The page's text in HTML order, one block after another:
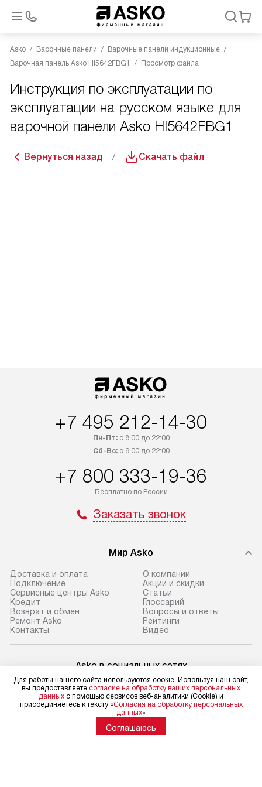
Asko Варочные панели
Варочные панели индукционные
Варочная панель Asko HI5642FBG1
Просмотр файла
Инструкция по эксплуатации по
эксплуатации на русском языке для
варочной панели Asko HI5642FBG1
Вернуться назад Скачать файл
+7 495 212-14-30
Пн-Пт:с 8:00 до 22:00
Сб-Вс:с 9:00 до 22:00
+7 800 333-19-36
Бесплатно по России
Заказать звонок
Мир Asko
Доставка и оплата
Подключение
Сервисные центры Asko
Кредит
Возврат и обмен
Ремонт Asko
Контакты
О компании
Акции и скидки
Статьи
Глоссарий
Вопросы и ответы
Рейтинги
Видео
Asko в социальных сетях
Для физических лиц
shop@asko-russia.ru
Для юридических лиц
Для работы нашего сайта используются cookie. Используя наш сайт,
вы предоставляете согласие на обработку ваших персональных
данных с помощью сервисов веб-аналитики (Cookie) и
присоединяетесь к тексту «Согласия на обработку персональных
данных»
Соглашаюсь